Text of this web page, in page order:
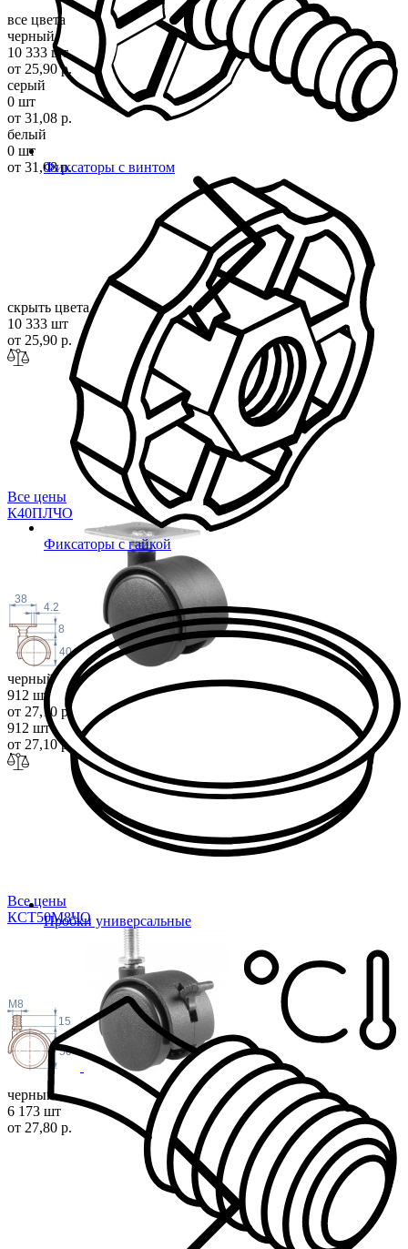
Фиксаторы с винтом
Фиксаторы с гайкой
Пробки универсальные
все цвета
черный
10 333 шт
от 25,90 р.
серый
0 шт
от 31,08 р.
белый
0 шт
от 31,08 р.
скрыть цвета
10 333 шт
от 25,90 р.
Все цены
К40ПЛЧО
8
38
4.2
40
черный
912 шт
от 27,10 р.
912 шт
от 27,10 р.
Все цены
КСТ50М8ЧО
50
15
M8
черный
6 173 шт
от 27,80 р.